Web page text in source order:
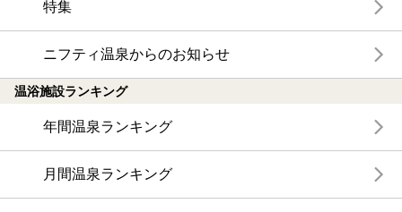
特集
ニフティ温泉からのお知らせ
温浴施設ランキング
年間温泉ランキング
月間温泉ランキング